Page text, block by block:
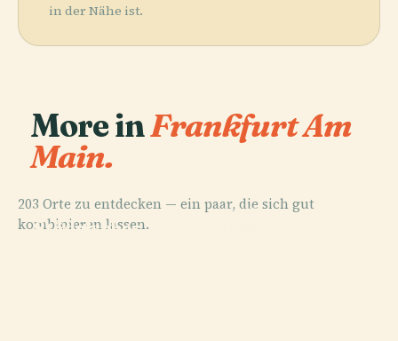
in der Nähe ist.
More inFrankfurt Am
Main.
203 Orte zu entdecken — ein paar, die sich gut
kombinieren lassen.
PLACE
Städelsches
PLACE
PLACE